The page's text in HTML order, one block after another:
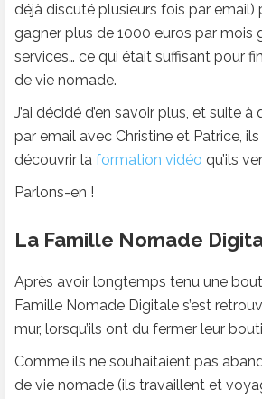
déjà discuté plusieurs fois par email)
gagner plus de 1000 euros par mois
services… ce qui était suffisant pour
de vie nomade.
J’ai décidé d’en savoir plus, et suite
par email avec Christine et Patrice, ils
découvrir la formation vidéo qu’ils
Parlons-en !
La Famille Nomade
Après avoir longtemps tenu une
Famille Nomade Digitale s’est
mur, lorsqu’ils ont du fermer leur
Comme ils ne souhaitaient pas
de vie nomade (ils travaillent et